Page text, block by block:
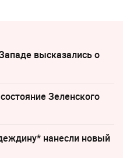
высказались о
Зеленского
нанесли новый